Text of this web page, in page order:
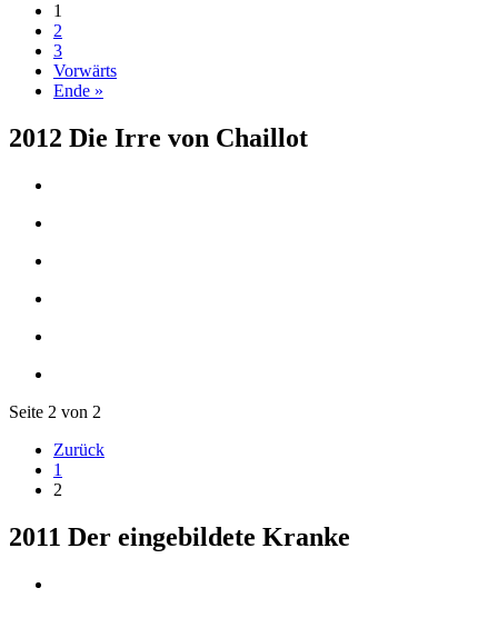
1
2
3
Vorwärts
Ende »
2012 Die Irre von Chaillot
Seite 2 von 2
Zurück
1
2
2011 Der eingebildete Kranke